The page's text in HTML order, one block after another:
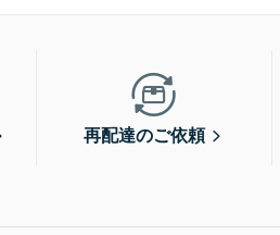
再配達のご依頼